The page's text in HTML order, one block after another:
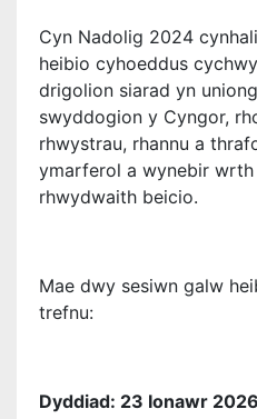
Cyn Nadolig 2024
heibio cyhoeddus
drigolion siarad yn
swyddogion y Cyngor,
rhwystrau, rhannu a
ymarferol a wynebir wrth
rhwydwaith beicio.
Mae dwy sesiwn galw
trefnu:
Dyddiad: 23 Ionawr 2026